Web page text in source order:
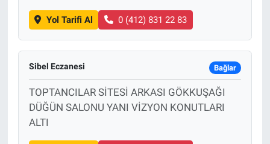
Yol Tarifi Al 0 (412) 831 22 83
Sibel Eczanesi Bağlar
TOPTANCILAR SİTESİ ARKASI GÖKKUŞAĞI
DÜĞÜN SALONU YANI VİZYON KONUTLARI
ALTI